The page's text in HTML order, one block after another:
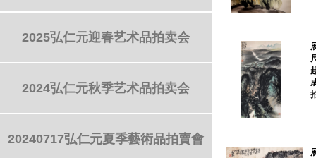
2025弘仁元迎春艺术品拍卖会
2024弘仁元秋季艺术品拍卖会
20240717弘仁元夏季藝術品拍賣會